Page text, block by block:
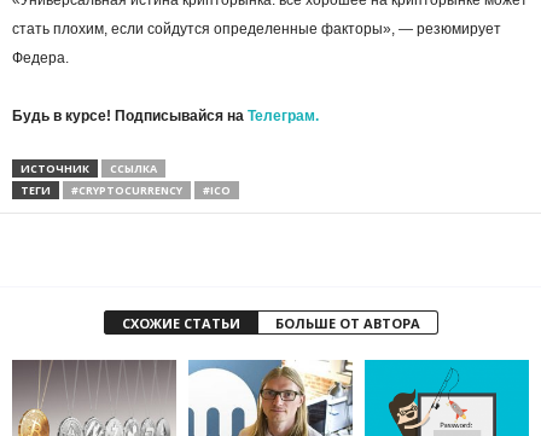
стать плохим, если сойдутся определенные факторы», — резюмирует
Федера.
Будь в курсе! Подписывайся на Телеграм.
ИСТОЧНИК
ССЫЛКА
ТЕГИ
#CRYPTOCURRENCY #ICO
СХОЖИЕ СТАТЬИ БОЛЬШЕ ОТ АВТОРА